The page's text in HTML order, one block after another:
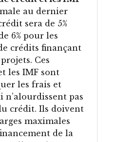
au dernier
sera de 5%
6% pour les
crédits finançant
Ces
les IMF sont
les frais et
n’alourdissent pas
crédit. Ils doivent
maximales
de la